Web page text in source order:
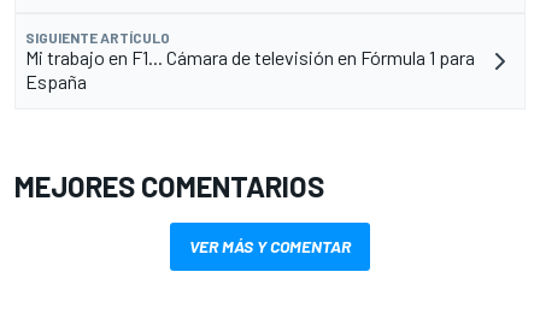
SIGUIENTE ARTÍCULO
Mi trabajo en F1... Cámara de televisión en Fórmula 1 para
España
MEJORES COMENTARIOS
VER MÁS Y COMENTAR